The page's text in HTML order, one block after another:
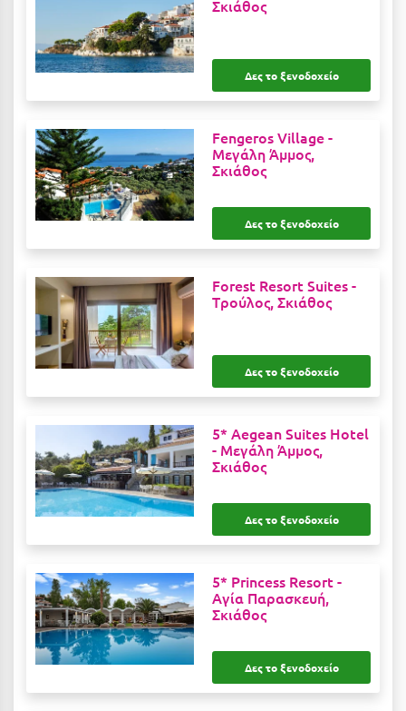
Καβάλα
Καλάβρυτα
Καλαμάτα
Κάλαμος
Καμένα Βούρλα
Καρδάμαινα
Καρπενήσι
Κάρυστος
Κάσος
Κασσάνδρα
Καστοριά
Κατερίνη
Σκιάθος
Δες το ξενοδοχείο
Fengeros Village -
Μεγάλη Άμμος,
Σκιάθος
Δες το ξενοδοχείο
Forest Resort Suites -
Tρούλος, Σκιάθος
Δες το ξενοδοχείο
5* Aegean Suites Hotel
- Μεγάλη Άμμος,
Σκιάθος
Δες το ξενοδοχείο
5* Princess Resort -
Αγία Παρασκευή,
Σκιάθος
Δες το ξενοδοχείο